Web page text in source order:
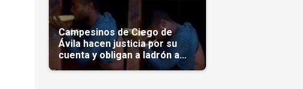
Campesinos de Ciego de
Ávila hacen justicia por su
cuenta y obligan a ladrón a
comerse el maíz robado